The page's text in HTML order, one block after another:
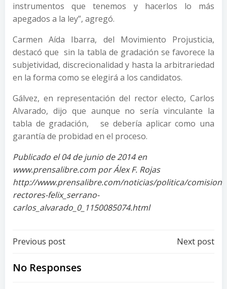
instrumentos que tenemos y hacerlos lo más
apegados a la ley”, agregó.
Carmen Aída Ibarra, del Movimiento Projusticia,
destacó que sin la tabla de gradación se favorece la
subjetividad, discrecionalidad y hasta la arbitrariedad
en la forma como se elegirá a los candidatos.
Gálvez, en representación del rector electo, Carlos
Alvarado, dijo que aunque no sería vinculante la
tabla de gradación, se debería aplicar como una
garantía de probidad en el proceso.
Publicado el 04 de junio de 2014 en
www.prensalibre.com por Álex F. Rojas
http://www.prensalibre.com/noticias/politica/
rectores-felix_serrano-
carlos_alvarado_0_1150085074.html
Post
navigation
Previous post Next post
No Responses